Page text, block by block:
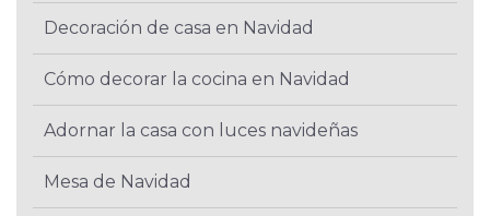
Decoración de casa en Navidad
Cómo decorar la cocina en Navidad
Adornar la casa con luces navideñas
Mesa de Navidad